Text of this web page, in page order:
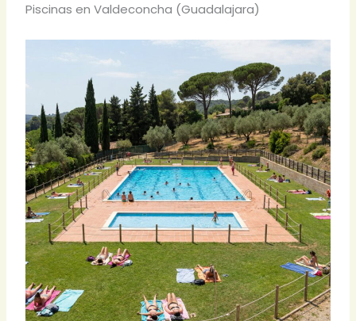
Piscinas en Valdeconcha (Guadalajara)